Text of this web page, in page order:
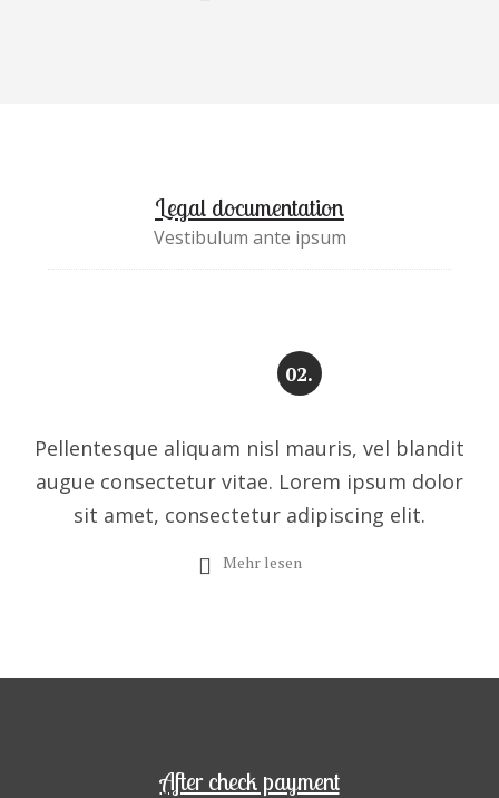
Legal documentation
Vestibulum ante ipsum
02.
Pellentesque aliquam nisl mauris, vel blandit
augue consectetur vitae. Lorem ipsum dolor
sit amet, consectetur adipiscing elit.
Mehr lesen
After check payment